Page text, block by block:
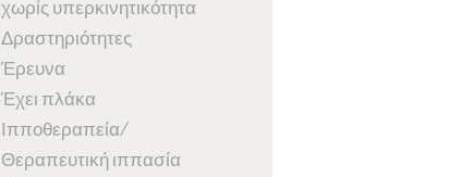
χωρίς υπερκινητικότητα
Δραστηριότητες
Έρευνα
Έχει πλάκα
Ιπποθεραπεία/
Θεραπευτική ιππασία